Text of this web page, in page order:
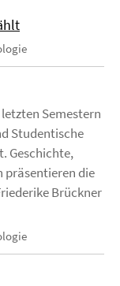
Semestern
Studentische
Geschichte,
präsentieren die
Brückner